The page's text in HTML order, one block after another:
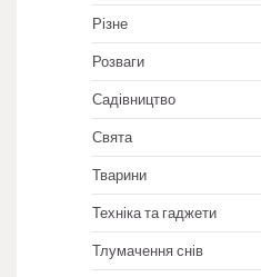
Різне
Розваги
Садівництво
Свята
Тварини
Техніка та гаджети
Тлумачення снів